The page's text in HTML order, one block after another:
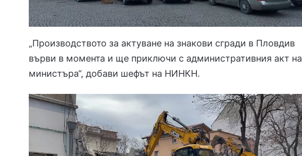
„Производството за актуване на знакови сгради в Пловдив
върви в момента и ще приключи с административния акт на
министъра“, добави шефът на НИНКН.